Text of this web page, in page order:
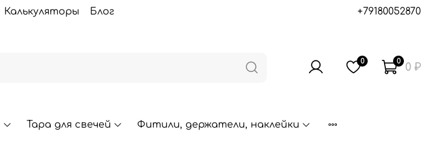
Калькуляторы Блог +79180052870
0 0 0 ₽
Тара для свечей Фитили, держатели, наклейки